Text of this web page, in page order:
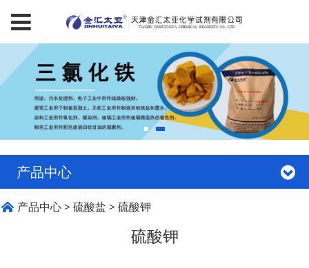
产品中心
硫酸钾
产品中心>硫酸盐 >硫酸钾
硫酸钾